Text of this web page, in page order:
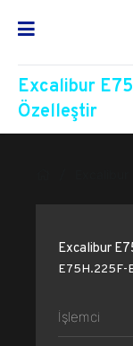
Excalibur
Özelleştir
Excalibur
E75H.225F-
İşlemci